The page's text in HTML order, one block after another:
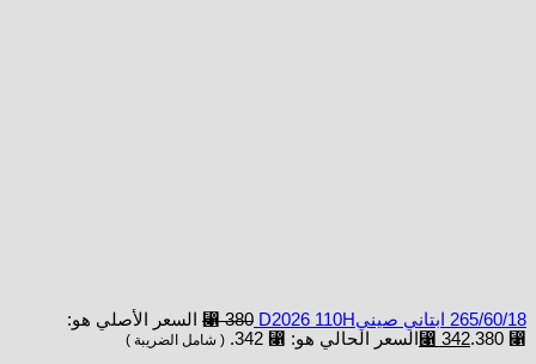
265/60/18 ابتاني صينيD2026 110H ⃁380
السعر الأصلي هو:
⃁ 380.
⃁ 342 السعر الحالي هو: ⃁ 342. ( شامل الضريبة )